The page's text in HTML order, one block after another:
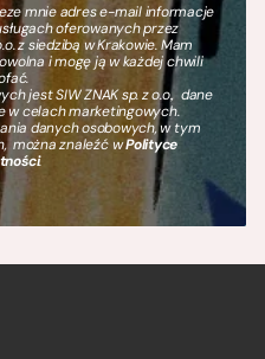
mnie adres e-mail informacje
oferowanych przez
z siedzibą w Krakowie. Mam
i mogę ją w każdej chwili
jest SIW ZNAK sp. z o.o., dane
w celach marketingowych.
danych osobowych, w tym
można znaleźć wPolityce
.